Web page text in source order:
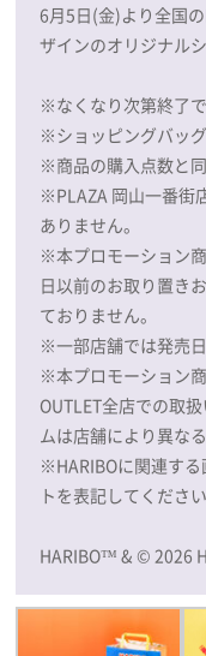
6月5日(金)より全国
ザインのオリジナル
※なくなり次第終了で
※ショッピングバッ
※商品の購入点数と
※PLAZA 岡山一番街
ありません。
※本プロモーション
日以前のお取り置き
ておりません。
※一部店舗では発売
※本プロモーション
OUTLET全店での取
ムは店舗により異な
※HARIBOに関連す
トを表記してください
HARIBO™ & © 2026